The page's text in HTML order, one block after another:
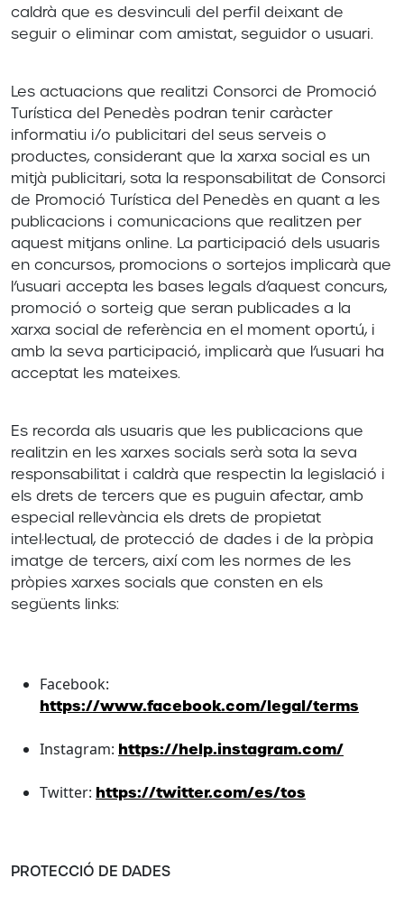
caldrà que es desvinculi del perfil deixant de
seguir o eliminar com amistat, seguidor o usuari.
Les actuacions que realitzi Consorci de Promoció
Turística del Penedès podran tenir caràcter
informatiu i/o publicitari del seus serveis o
productes, considerant que la xarxa social es un
mitjà publicitari, sota la responsabilitat de Consorci
de Promoció Turística del Penedès en quant a les
publicacions i comunicacions que realitzen per
aquest mitjans online. La participació dels usuaris
en concursos, promocions o sortejos implicarà que
l’usuari accepta les bases legals d’aquest concurs,
promoció o sorteig que seran publicades a la
xarxa social de referència en el moment oportú, i
amb la seva participació, implicarà que l’usuari ha
acceptat les mateixes.
Es recorda als usuaris que les publicacions que
realitzin en les xarxes socials serà sota la seva
responsabilitat i caldrà que respectin la legislació i
els drets de tercers que es puguin afectar, amb
especial rellevància els drets de propietat
intel·lectual, de protecció de dades i de la pròpia
imatge de tercers, així com les normes de les
pròpies xarxes socials que consten en els
següents links:
Facebook:
https://www.facebook.com/legal/terms
Instagram: https://help.instagram.com/
Twitter: https://twitter.com/es/tos
PROTECCIÓ DE DADES